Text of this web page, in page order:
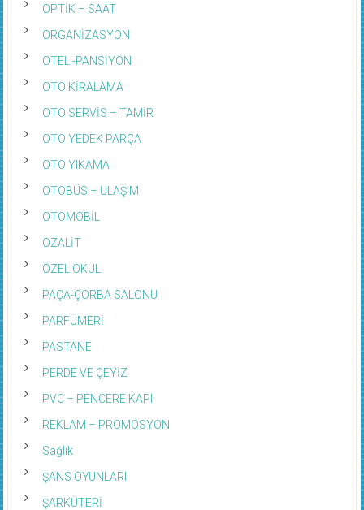
OPTİK – SAAT
ORGANİZASYON
OTEL -PANSİYON
OTO KİRALAMA
OTO SERVİS – TAMİR
OTO YEDEK PARÇA
OTO YIKAMA
OTOBÜS – ULAŞIM
OTOMOBİL
OZALİT
ÖZEL OKUL
PAÇA-ÇORBA SALONU
PARFÜMERİ
PASTANE
PERDE VE ÇEYİZ
PVC – PENCERE KAPI
REKLAM – PROMOSYON
Sağlık
ŞANS OYUNLARI
ŞARKÜTERİ